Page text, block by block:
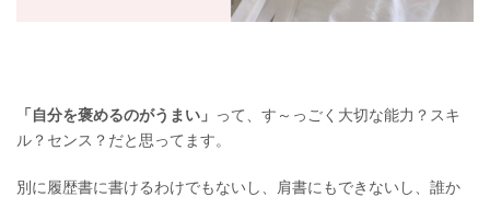
「自分を褒めるのがうまい」 って、す～っごく大切な能力？スキ
ル？センス？だと思ってます。
別に履歴書に書けるわけでもないし、肩書にもできないし、誰か